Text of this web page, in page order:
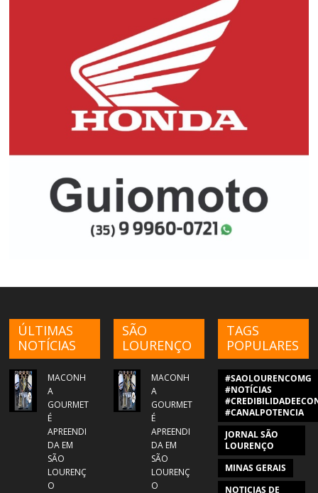
ÚLTIMAS
NOTÍCIAS
MACONH
A
GOURMET
É
APREENDI
DA EM
SÃO
LOURENÇ
O
SÃO
LOURENÇO
MACONH
A
GOURMET
É
APREENDI
DA EM
SÃO
LOURENÇ
O
TAGS
POPULARES
#SAOLOURENCOMG
#NOTÍCIAS
#CANALPOTENCIA
JORNAL SÃO
LOURENÇO
MINAS GERAIS
NOTICIAS DE